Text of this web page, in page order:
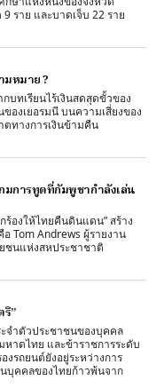
2569 จนมีผู้เสียชีวิต 9 ราย และบาดเจ็บ 22 ราย
มหมาย ?
บทเรียนไร้เงินสดสุดขั้วของ
องเยอรมนี บนความเสี่ยงของ
ตทางการเงินข้ามคืน
มการทูตที่กัมพูชากำลังเล่น
ร้องให้ไทยคืนดินแดน” สร้าง
Tom Andrews ผู้รายงาน
นแห่งสหประชาชาติ
”
จำตัวประชาชนของบุคคล
หาดไทย และข้าราชการระดับ
รถยนต์ยังอยู่ระหว่างการ
บุคคลของไทยก้าวพ้นจาก